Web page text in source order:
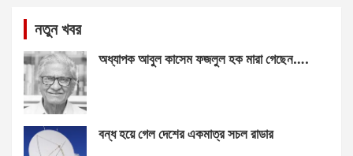
নতুন খবর
অধ্যাপক আবুল কাসেম ফজলুল হক মারা গেছেন….
বন্ধ হয়ে গেল দেশের একমাত্র সচল রাডার